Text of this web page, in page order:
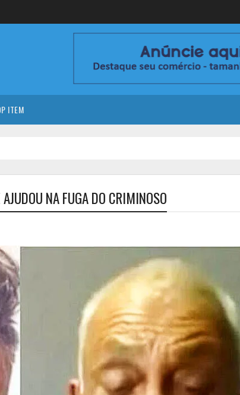
ITEM
NA FUGA DO CRIMINOSO